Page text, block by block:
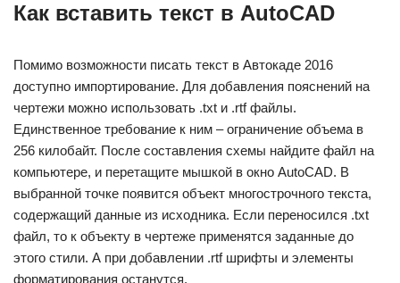
Как вставить текст в AutoCAD
Помимо возможности писать текст в Автокаде 2016
доступно импортирование. Для добавления пояснений на
чертежи можно использовать .txt и .rtf файлы.
Единственное требование к ним – ограничение объема в
256 килобайт. После составления схемы найдите файл на
компьютере, и перетащите мышкой в окно AutoCAD. В
выбранной точке появится объект многострочного текста,
содержащий данные из исходника. Если переносился .txt
файл, то к объекту в чертеже применятся заданные до
этого стили. А при добавлении .rtf шрифты и элементы
форматирования останутся.